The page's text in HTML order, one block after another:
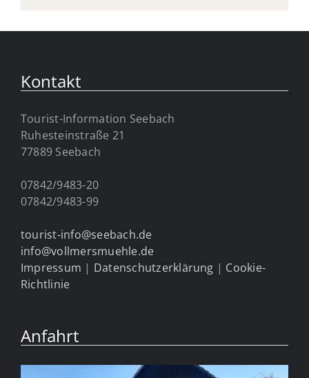
Kontakt
Tourist-Information Seebach
Ruhesteinstraße 21
77889 Seebach
07842/9483-20
07842/9483-99
tourist-info@seebach.de
info@vollmersmuehle.de
Impressum | Datenschutzerklärung | Cookie-
Richtlinie
Anfahrt